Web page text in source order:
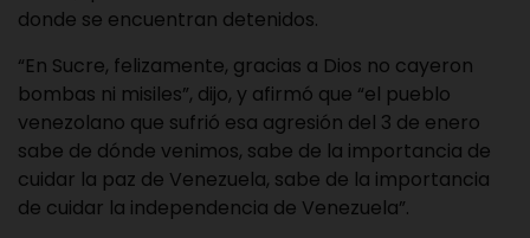
donde se encuentran detenidos.
“En Sucre, felizamente, gracias a Dios no cayeron
bombas ni misiles”, dijo, y afirmó que “el pueblo
venezolano que sufrió esa agresión del 3 de enero
sabe de dónde venimos, sabe de la importancia de
cuidar la paz de Venezuela, sabe de la importancia
de cuidar la independencia de Venezuela”.